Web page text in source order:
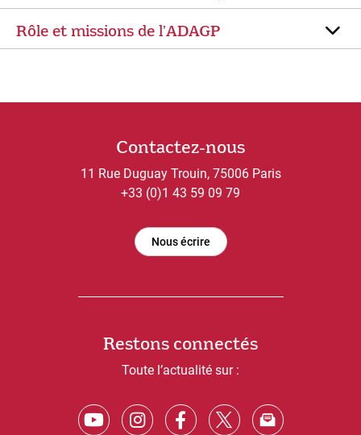
Rôle et missions de lʼADAGP
Contactez-nous
11 Rue Duguay Trouin, 75006 Paris
+33 (0)1 43 59 09 79
Nous écrire
Restons connectés
Toute l’actualité sur :